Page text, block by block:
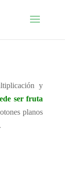
y
ser fruta
planos
.